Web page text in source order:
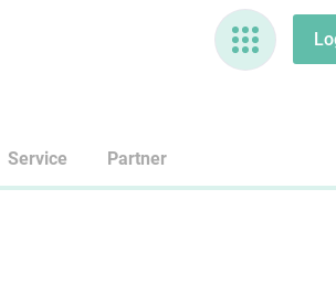
Service Partner